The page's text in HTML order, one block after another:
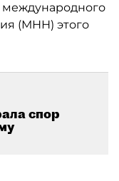
международного
(МНН) этого
спор